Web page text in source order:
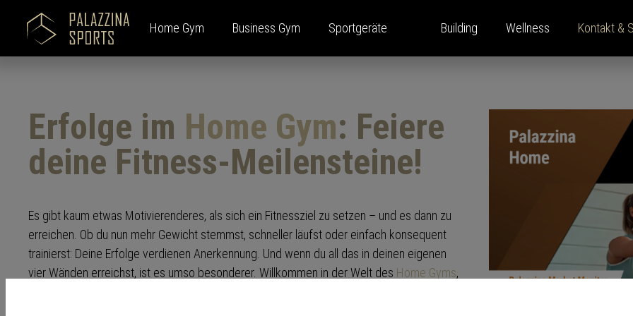
Home Gym Business Gym Sportgeräte Building Wellness Kontakt &
Palazzina Home Basic Palazzina Home Performance
Alle Produkte
Palazzina Smart
Palazzina Loft
Branchenlösungen
Unternehmen
Hotels
Vereine
Cardiogeräte Aufbewahrung Kraftgeräte
Kontaktaufnahme
Kontaktanfrage
Beratungstermin
Newsroom
News
Markt Monitor
Projekte
Presse
Unternehmensleitbild Team Standorte
Erfolge im Home Gym: Feiere
deine Fitness-Meilensteine!
Es gibt kaum etwas Motivierenderes, als sich ein Fitnessziel zu setzen – und es dann zu
erreichen. Ob du nun mehr Gewicht stemmst, schneller läufst oder einfach konsequent
trainierst: Deine Erfolge verdienen Anerkennung. Und wenn du all das in deinen eigenen
vier Wänden erreichst, ist es umso besonderer. Willkommen in der Welt des Home Gyms,